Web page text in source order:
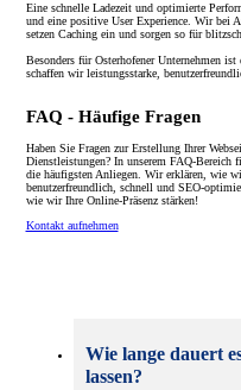
Eine schnelle Ladezeit und optimierte
und eine positive User Experience. Wir bei
setzen Caching ein und sorgen so für
Besonders für Osterhofener Unternehmen
schaffen wir leistungsstarke,
FAQ - Häufige Fragen
Haben Sie Fragen zur Erstellung Ihrer
Dienstleistungen? In unserem FAQ-Bereich
die häufigsten Anliegen. Wir erklären, wie
benutzerfreundlich, schnell und SEO-
wie wir Ihre Online-Präsenz stärken!
Kontakt aufnehmen
Wie lange dauert
lassen?